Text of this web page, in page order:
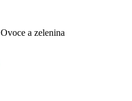
Ovoce a zelenina